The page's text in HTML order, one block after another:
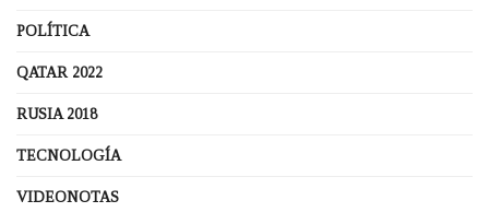
POLÍTICA
QATAR 2022
RUSIA 2018
TECNOLOGÍA
VIDEONOTAS